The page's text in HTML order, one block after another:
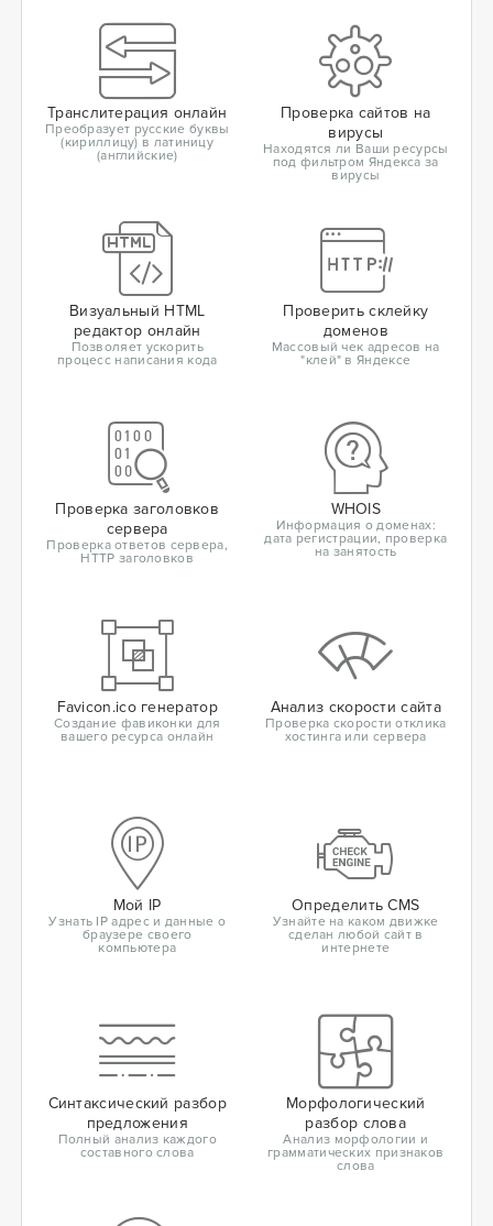
Транслитерация онлайн
Преобразует русские буквы
(кириллицу) в латиницу
(английские)
Проверка сайтов на
вирусы
Находятся ли Ваши ресурсы
под фильтром Яндекса за
вирусы
Визуальный HTML
редактор онлайн
Позволяет ускорить
процесс написания кода
Проверить склейку
доменов
Массовый чек адресов на
"клей" в Яндексе
Проверка заголовков
сервера
Проверка ответов сервера,
HTTP заголовков
WHOIS
Информация о доменах:
дата регистрации, проверка
на занятость
Favicon.ico генератор
Создание фавиконки для
вашего ресурса онлайн
Анализ скорости сайта
Проверка скорости отклика
хостинга или сервера
Мой IP
Узнать IP адрес и данные о
браузере своего
компьютера
Определить CMS
Узнайте на каком движке
сделан любой сайт в
интернете
Синтаксический разбор
предложения
Полный анализ каждого
составного слова
Морфологический
разбор слова
Анализ морфологии и
грамматических признаков
слова